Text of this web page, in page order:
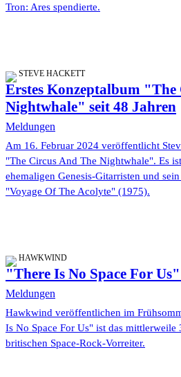
Tron: Ares spendierte.
STEVE HACKETT
Erstes Konzeptalbum "The
Nightwhale" seit 48 Jahren
Meldungen
Am 16. Februar 2024 veröffentlicht
"The Circus And The Nightwhale". Es
ehemaligen Genesis-Gitarristen und
"Voyage Of The Acolyte" (1975).
HAWKWIND
"There Is No Space For
Meldungen
Hawkwind veröffentlichen im
Is No Space For Us" ist das mittlerweile
britischen Space-Rock-Vorreiter.